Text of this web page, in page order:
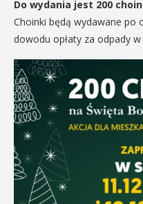
Do wydania jest 200
Choinki będą wydawane po
dowodu opłaty za odpady